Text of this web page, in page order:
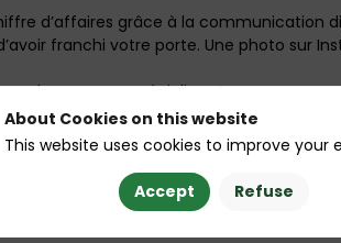
d’affaires grâce à la communication
franchi votre porte. Une photo sur
on est pas spécialiste ?
sociaux, les avis en ligne et la
inspirants pour faire de votre
About Cookies on this website
This website uses cookies to improve your
Accept Refuse